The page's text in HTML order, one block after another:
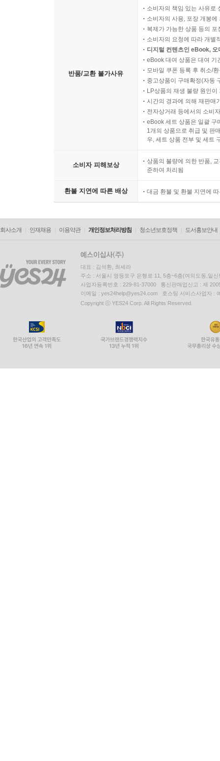
반품/교환 불가사유
소비자의 책임 있는 사유로
소비자의 사용, 포장 개봉
복제가 가능한 상품 등의
소비자의 요청에 따라 개별
디지털 컨텐츠인 eBook,
eBook 대여 상품은 대여 기
모바일 쿠폰 등록 후 취소/
중고상품이 구매확정(자동
LP상품의 재생 불량 원인
시간의 경과에 의해 재판매
전자상거래 등에서의 소비
eBook 세트 상품은 일괄 구
1개의 상품으로 취급 및 판
우, 세트 상품 전부 및 세트
소비자 피해보상
상품의 불량에 의한 반품,
준하여 처리됨
환불 지연에 따른 배상 대금 환불 및 환불 지연에
회사소개 인재채용 이용약관 개인정보처리방침 청소년보호정책 도서홍보안내
대표 : 김석환, 최세라
주소 : 서울시 영등포구 은행로 11, 5층~6층(여의도동,일신
사업자등록번호 : 229-81-37000 통신판매업신고 : 제
이메일 : yes24help@yes24.com 호스팅 서비스사업자 :
Copyright ⓒ YES24 Corp. All Rights Reserved.